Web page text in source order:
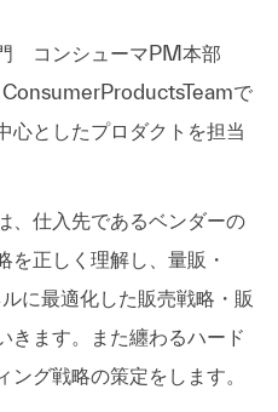
コンシューマPM本部
で
心としたプロダクトを担当
、仕入先であるベンダーの
を正しく理解し、量販・
に最適化した販売戦略・販
きます。また纏わるハード
グ戦略の策定をします。